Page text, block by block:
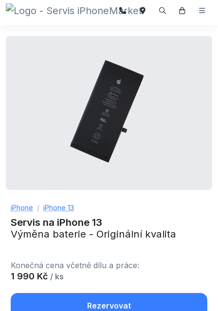
iPhone iPhone 13
Servis na iPhone 13
Výměna baterie - Originální kvalita
Konečná cena včetně dílu a práce:
1 990 Kč / ks
Rezervovat